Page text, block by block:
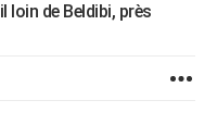
loin de Beldibi, près